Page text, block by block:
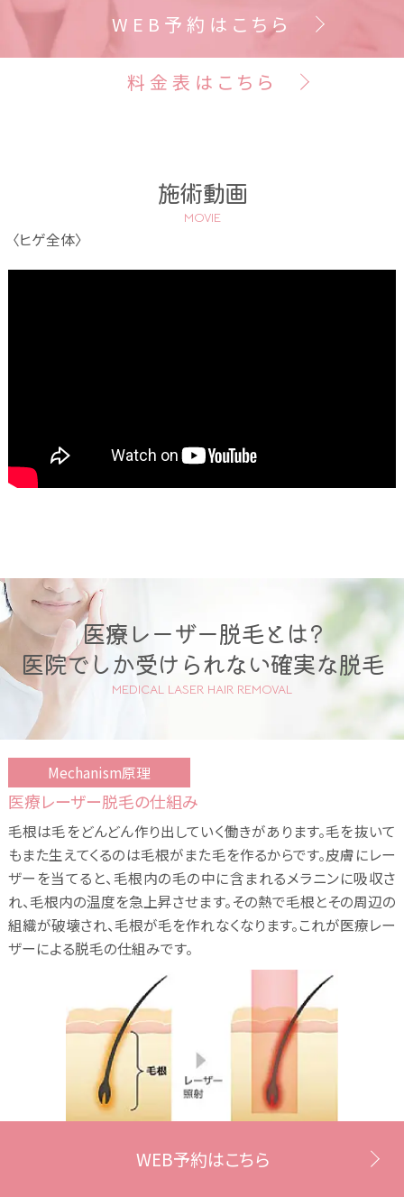
WEB予約はこちら
料金表はこちら
施術動画
MOVIE
〈ヒゲ全体〉
医療レーザー脱毛とは?
医院でしか受けられない確実な脱毛
MEDICAL LASER HAIR REMOVAL
Mechanism原理
医療レーザー脱毛の仕組み
毛根は毛をどんどん作り出していく働きがあります。毛を抜いて
もまた生えてくるのは毛根がまた毛を作るからです。皮膚にレー
ザーを当てると、毛根内の毛の中に含まれるメラニンに吸収さ
れ、毛根内の温度を急上昇させます。その熱で毛根とその周辺の
組織が破壊され、毛根が毛を作れなくなります。これが医療レー
ザーによる脱毛の仕組みです。
Comparison比較WEB予約はこちら